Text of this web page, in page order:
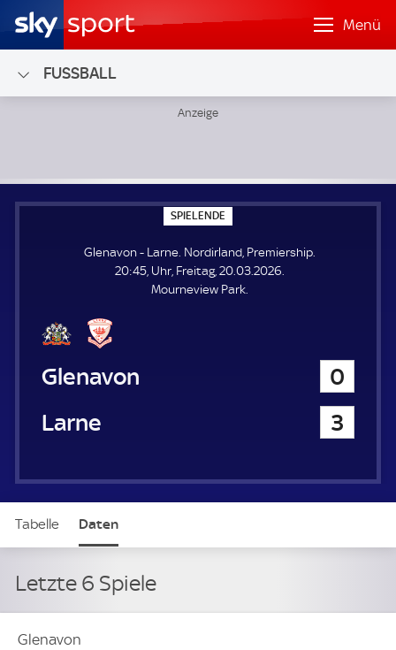
Menü
FUSSBALL
SPIELENDE
P
E
L
E
N
Glenavon - Larne. Nordirland, Premiership.
20:45, Uhr, Freitag, 20.03.2026.
Mourneview Park.
Glenavon
0
Larne
3
Tabelle Daten
Letzte 6 Spiele
Glenavon